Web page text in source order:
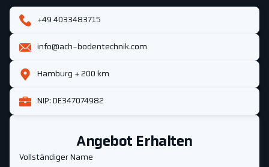
Angebot Erhalten
Vollständiger Name
+49 4033483715
info@ach-bodentechnik.com
Hamburg + 200 km
NIP: DE347074982